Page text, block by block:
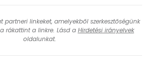
partneri linkeket, amelyekből szerkesztőségünk
rákattint a linkre. Lásd a Hirdetési irányelvek
oldalunkat.